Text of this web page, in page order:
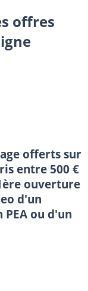
offres
offerts sur
entre 500 €
ouverture
d'un
ou d'un